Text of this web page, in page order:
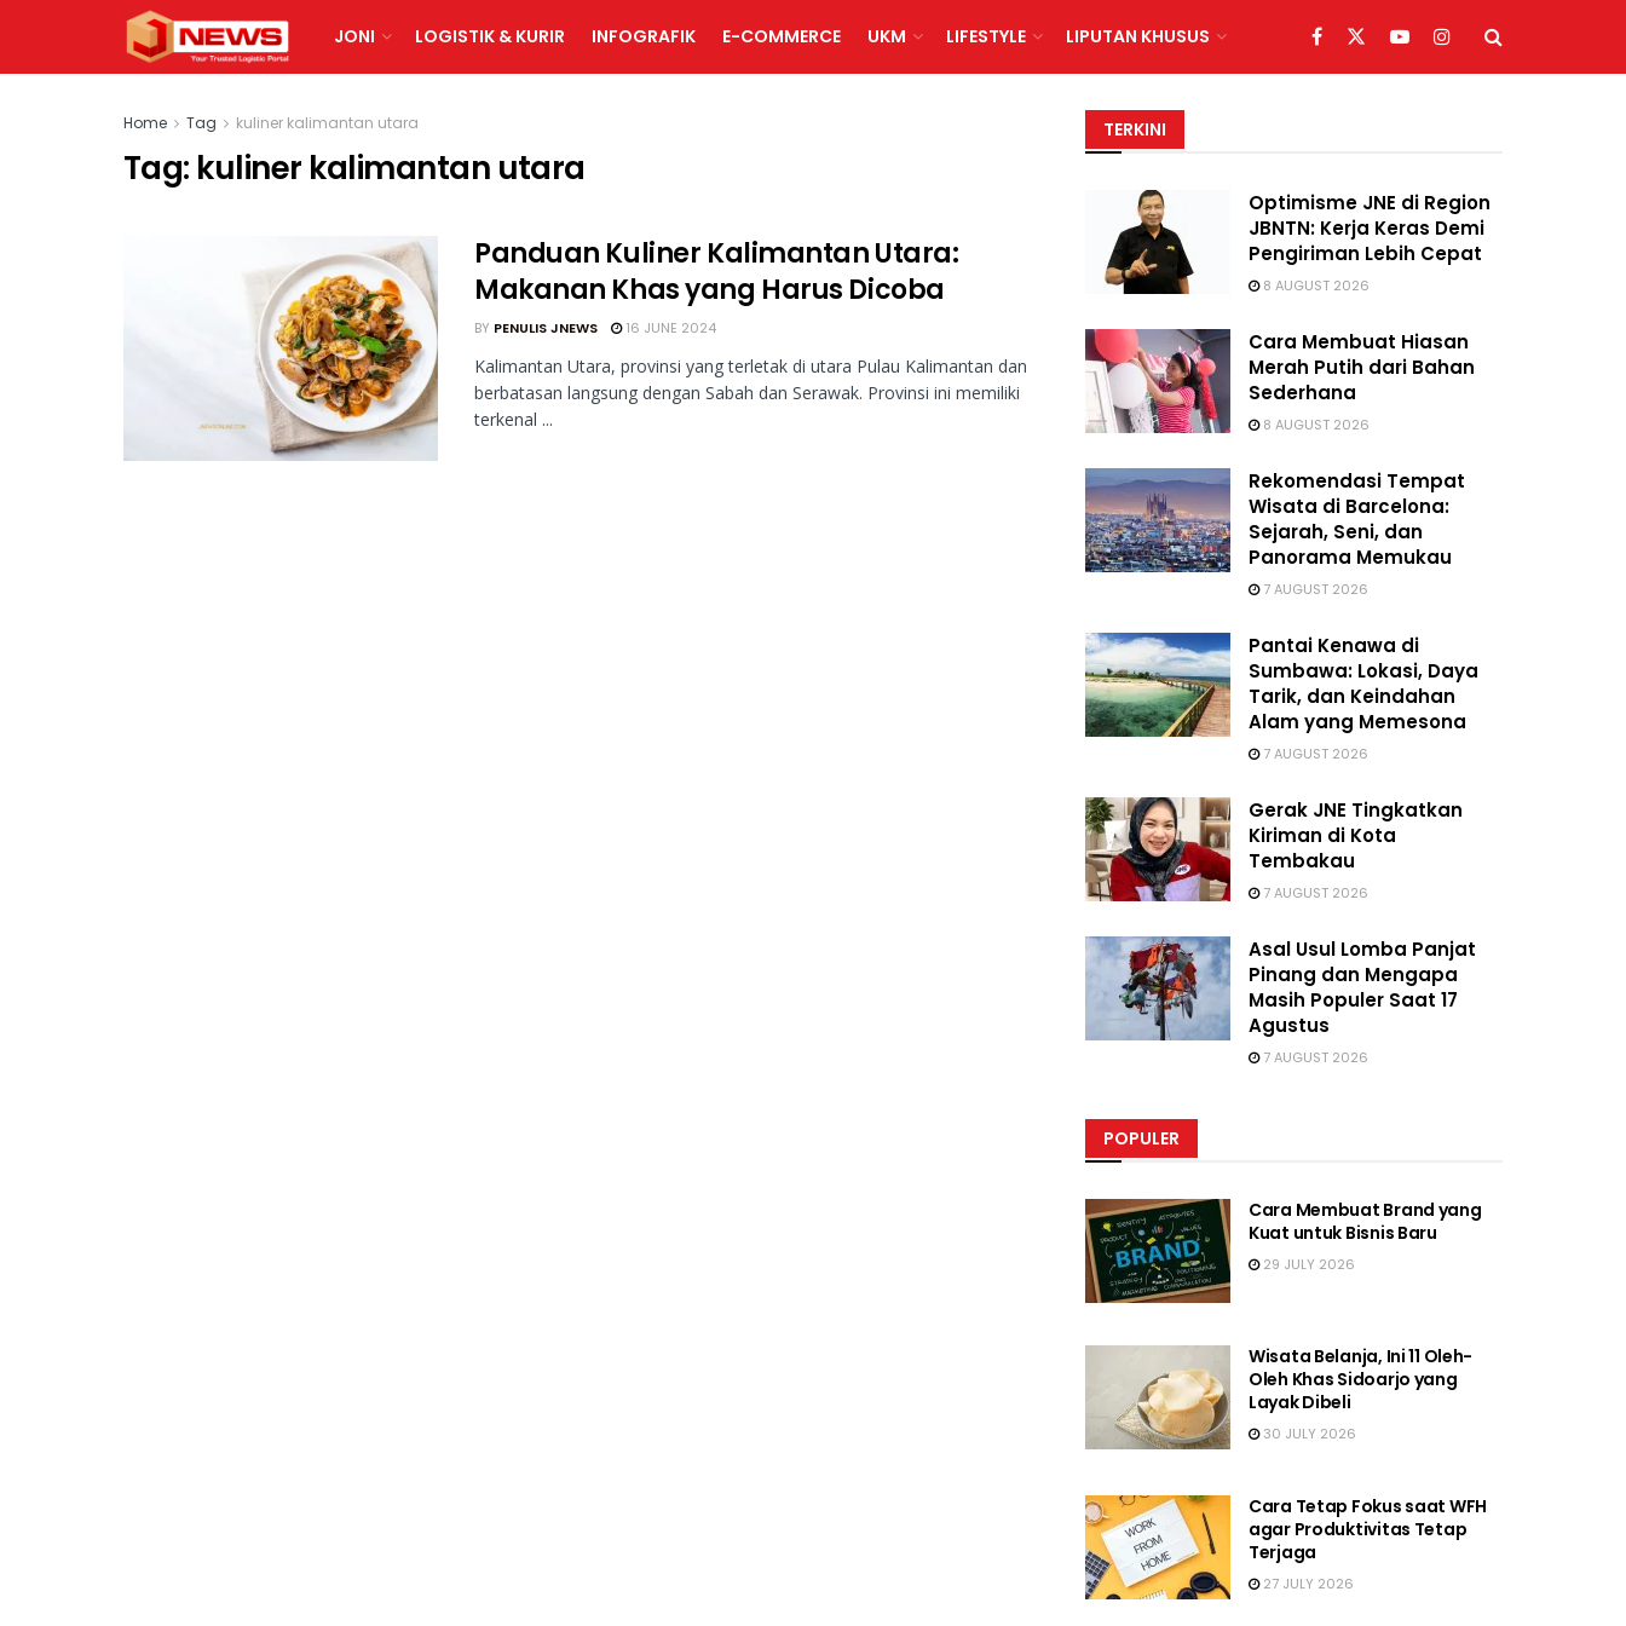
JONI LOGISTIK & KURIR INFOGRAFIK E-COMMERCE UKM LIFESTYLE LIPUTAN KHUSUS
Home Tag kuliner kalimantan utara
Tag: kuliner kalimantan utara
Panduan Kuliner Kalimantan Utara:
Makanan Khas yang Harus Dicoba
BY PENULIS JNEWS 16 JUNE 2024
Kalimantan Utara, provinsi yang terletak di utara Pulau Kalimantan dan
berbatasan langsung dengan Sabah dan Serawak. Provinsi ini memiliki
terkenal ...
TERKINI
Optimisme JNE di Region
JBNTN: Kerja Keras Demi
Pengiriman Lebih Cepat
8 AUGUST 2026
Cara Membuat Hiasan
Merah Putih dari Bahan
Sederhana
8 AUGUST 2026
Rekomendasi Tempat
Wisata di Barcelona:
Sejarah, Seni, dan
Panorama Memukau
7 AUGUST 2026
Pantai Kenawa di
Sumbawa: Lokasi, Daya
Tarik, dan Keindahan
Alam yang Memesona
7 AUGUST 2026
Gerak JNE Tingkatkan
Kiriman di Kota
Tembakau
7 AUGUST 2026
Asal Usul Lomba Panjat
Pinang dan Mengapa
Masih Populer Saat 17
Agustus
7 AUGUST 2026
POPULER
Cara Membuat Brand yang
Kuat untuk Bisnis Baru
29 JULY 2026
Wisata Belanja, Ini 11 Oleh-
Oleh Khas Sidoarjo yang
Layak Dibeli
30 JULY 2026
Cara Tetap Fokus saat WFH
agar Produktivitas Tetap
Terjaga
27 JULY 2026